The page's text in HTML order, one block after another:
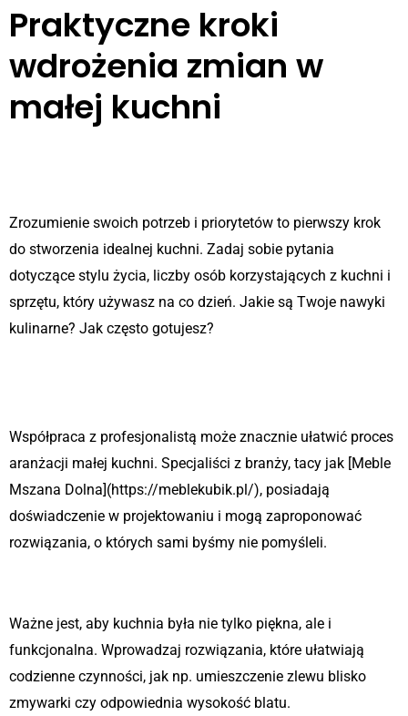
Praktyczne kroki
wdrożenia zmian w
małej kuchni
Zrozumienie swoich potrzeb i priorytetów to pierwszy krok
do stworzenia idealnej kuchni. Zadaj sobie pytania
dotyczące stylu życia, liczby osób korzystających z kuchni i
sprzętu, który używasz na co dzień. Jakie są Twoje nawyki
kulinarne? Jak często gotujesz?
Współpraca z profesjonalistą może znacznie ułatwić proces
aranżacji małej kuchni. Specjaliści z branży, tacy jak [Meble
Mszana Dolna](https://meblekubik.pl/), posiadają
doświadczenie w projektowaniu i mogą zaproponować
rozwiązania, o których sami byśmy nie pomyśleli.
Ważne jest, aby kuchnia była nie tylko piękna, ale i
funkcjonalna. Wprowadzaj rozwiązania, które ułatwiają
codzienne czynności, jak np. umieszczenie zlewu blisko
zmywarki czy odpowiednia wysokość blatu.